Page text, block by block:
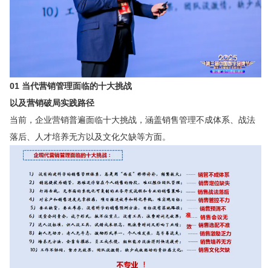
01 当代营销管理面临的十大挑战
以及营销破局实践路径
当前，企业营销普遍面临十大挑战，涵盖销售管理不成体系、战法
落后、人才培养无方以及文化欠缺等方面。